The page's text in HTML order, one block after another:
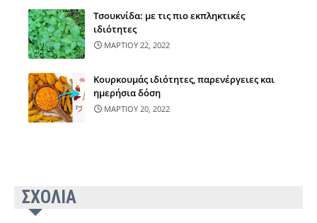
Τσουκνίδα: με τις πιο εκπληκτικές
ιδιότητες
ΜΑΡΤΙΟΥ 22, 2022
Κουρκουμάς ιδιότητες, παρενέργειες και
ημερήσια δόση
ΜΑΡΤΙΟΥ 20, 2022
ΣΧΟΛΙΑ